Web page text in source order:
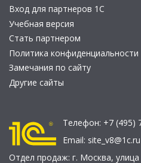
Вход для партнеров 1С
Учебная версия
Стать партнером
Политика конфиденциальности
Замечания по сайту
Другие сайты
Телефон: +7 (495)
Email: site_v8@1c.ru
Отдел продаж: г. Москва,